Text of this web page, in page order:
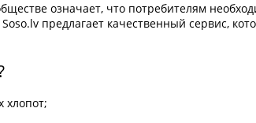
означает, что потребителям
предлагает качественный сервис,
хлопот;